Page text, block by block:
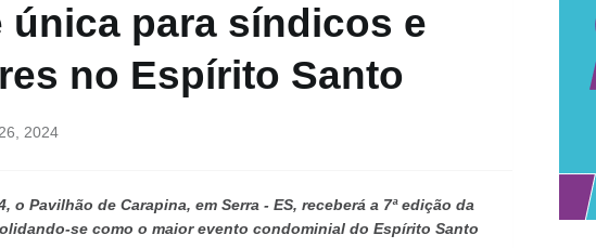
para síndicos e
no Espírito Santo
2024
o Pavilhão de Carapina, em Serra - ES, receberá a 7ª edição da
se como o maior evento condominial do Espírito Santo